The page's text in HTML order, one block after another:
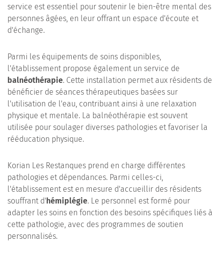
service est essentiel pour soutenir le bien-être mental des
personnes âgées, en leur offrant un espace d'écoute et
d'échange.
Parmi les équipements de soins disponibles,
l'établissement propose également un service de
balnéothérapie. Cette installation permet aux résidents de
bénéficier de séances thérapeutiques basées sur
l'utilisation de l'eau, contribuant ainsi à une relaxation
physique et mentale. La balnéothérapie est souvent
utilisée pour soulager diverses pathologies et favoriser la
rééducation physique.
Korian Les Restanques prend en charge différentes
pathologies et dépendances. Parmi celles-ci,
l'établissement est en mesure d'accueillir des résidents
souffrant d'hémiplégie. Le personnel est formé pour
adapter les soins en fonction des besoins spécifiques liés à
cette pathologie, avec des programmes de soutien
personnalisés.